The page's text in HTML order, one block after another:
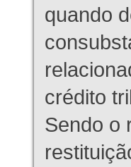
quando
crédito
Sendo o